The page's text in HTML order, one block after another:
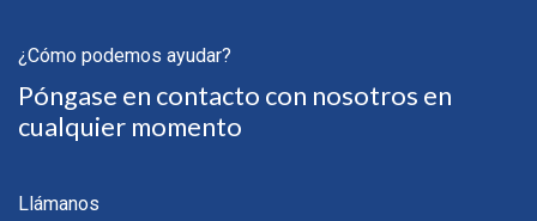
¿Cómo podemos ayudar?
Póngase en contacto con nosotros en
cualquier momento
Llámanos